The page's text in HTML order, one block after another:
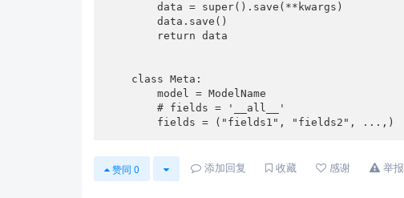
        data = super().save(**kwargs)
        data.save()
        model = ModelName
        # fields = '__all__'
        fields = ("fields1", "fields2", ...,)
赞同 0 添加回复 收藏 感谢 举报